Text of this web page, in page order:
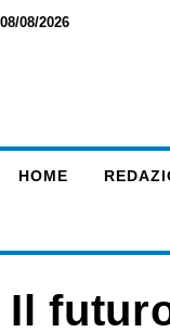
08/08/2026
HOME
Il